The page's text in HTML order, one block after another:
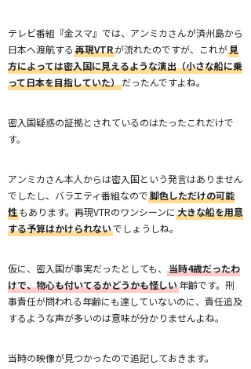
テレビ番組『金スマ』では、アンミカさんが済州島から
日本へ渡航する 再現VTRが流れたのですが、これが見
方によっては密入国に見えるような演出（小さな船に乗
って日本を目指していた）だったんですよね。
密入国疑惑の証拠とされているのはたったこれだけで
す。
アンミカさん本人からは密入国という発言はありません
でしたし、バラエティ番組なので脚色しただけの可能
性もあります。再現VTRのワンシーンに 大きな船を用意
する予算はかけられないでしょうしね。
仮に、密入国が事実だったとしても、
当時4歳だったわ
けで、物心も付いてるかどうかも怪しい年齢です。刑
事責任が問われる年齢にも達していないのに、責任追及
するような声が多いのは意味が分かりませんよね。
当時の映像が見つかったので追記しておきます。